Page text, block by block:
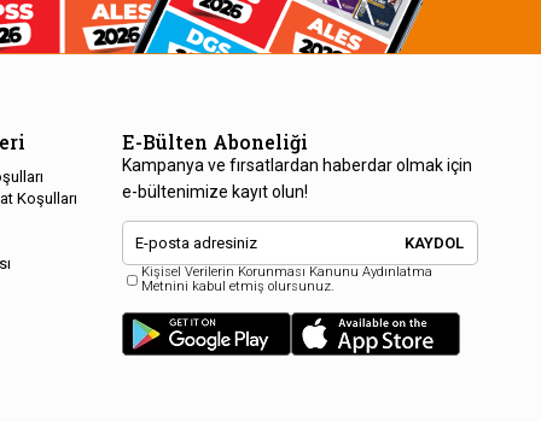
Koşulları
E-Bülten Aboneliği
Kampanya ve fırsatlardan haberdar olmak için
e-bültenimize kayıt olun!
KAYDOL
Kişisel Verilerin Korunması Kanunu Aydınlatma
Metnini kabul etmiş olursunuz.